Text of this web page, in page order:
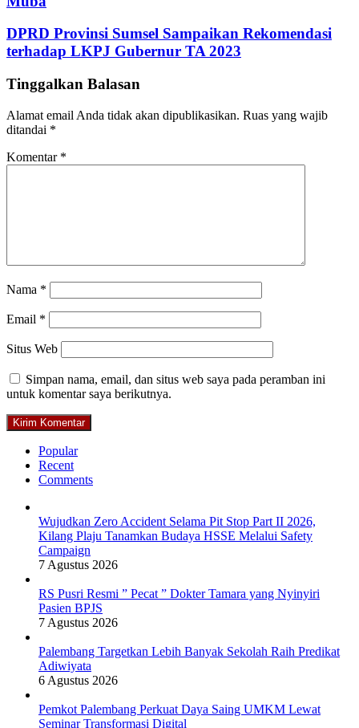
DPRD Provinsi Sumsel Sampaikan Rekomendasi
terhadap LKPJ Gubernur TA 2023
Tinggalkan Balasan
Alamat email Anda tidak akan dipublikasikan. Ruas yang wajib
ditandai *
Komentar *
Nama *
Email *
Situs Web
Simpan nama, email, dan situs web saya pada peramban ini
untuk komentar saya berikutnya.
Popular
Recent
Comments
Wujudkan Zero Accident Selama Pit Stop Part II 2026,
Kilang Plaju Tanamkan Budaya HSSE Melalui Safety
Campaign
7 Agustus 2026
RS Pusri Resmi ” Pecat ” Dokter Tamara yang Nyinyiri
Pasien BPJS
7 Agustus 2026
Palembang Targetkan Lebih Banyak Sekolah Raih Predikat
Adiwiyata
6 Agustus 2026
Pemkot Palembang Perkuat Daya Saing UMKM Lewat
Seminar Transformasi Digital